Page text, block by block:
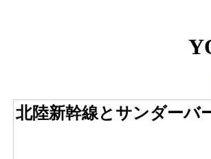
北陸新幹線とサンダーバ